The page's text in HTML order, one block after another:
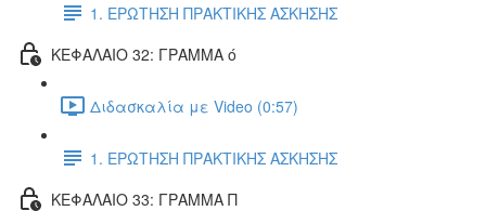
1. ΕΡΩΤΗΣΗ ΠΡΑΚΤΙΚΗΣ ΑΣΚΗΣΗΣ
ΚΕΦΑΛΑΙΟ 32: ΓΡΑΜΜΑ ό
Διδασκαλία με Video (0:57)
1. ΕΡΩΤΗΣΗ ΠΡΑΚΤΙΚΗΣ ΑΣΚΗΣΗΣ
ΚΕΦΑΛΑΙΟ 33: ΓΡΑΜΜΑ Π